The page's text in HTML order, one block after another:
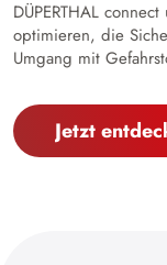
DÜPERTHAL
optimieren, die
Umgang mit
Jetzt